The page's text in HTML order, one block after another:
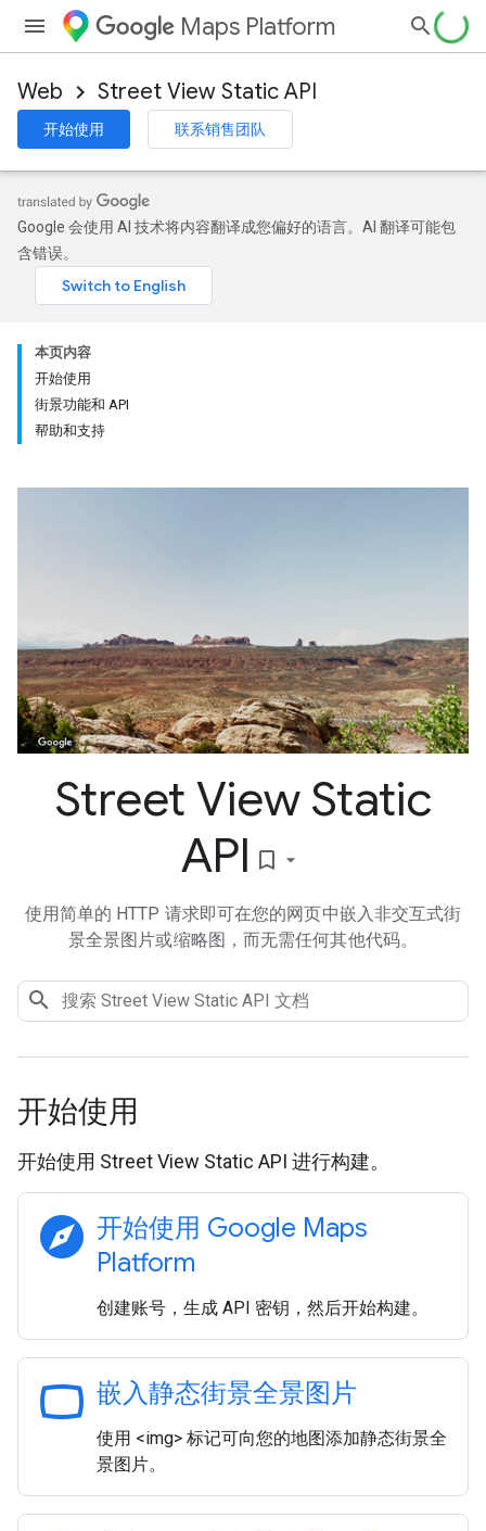
Maps Platform
Web Street View Static API
开始使用 联系销售团队
Google 会使用 AI 技术将内容翻译成您偏好的语言。AI 翻译可能包
含错误。
本页内容
开始使用
街景功能和 API
帮助和支持
Street View Static
API bookmark_border
使用简单的 HTTP 请求即可在您的网页中嵌入非交互式街
景全景图片或缩略图，而无需任何其他代码。
开始使用
开始使用 Street View Static API 进行构建。
explore 开始使用 Google Maps
Platform
创建账号，生成 API 密钥，然后开始构建。
panorama_wide_angle 嵌入静态街景全景图片
使用 <img> 标记可向您的地图添加静态街景全
景图片。